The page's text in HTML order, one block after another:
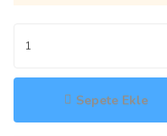
Sepete Ekle